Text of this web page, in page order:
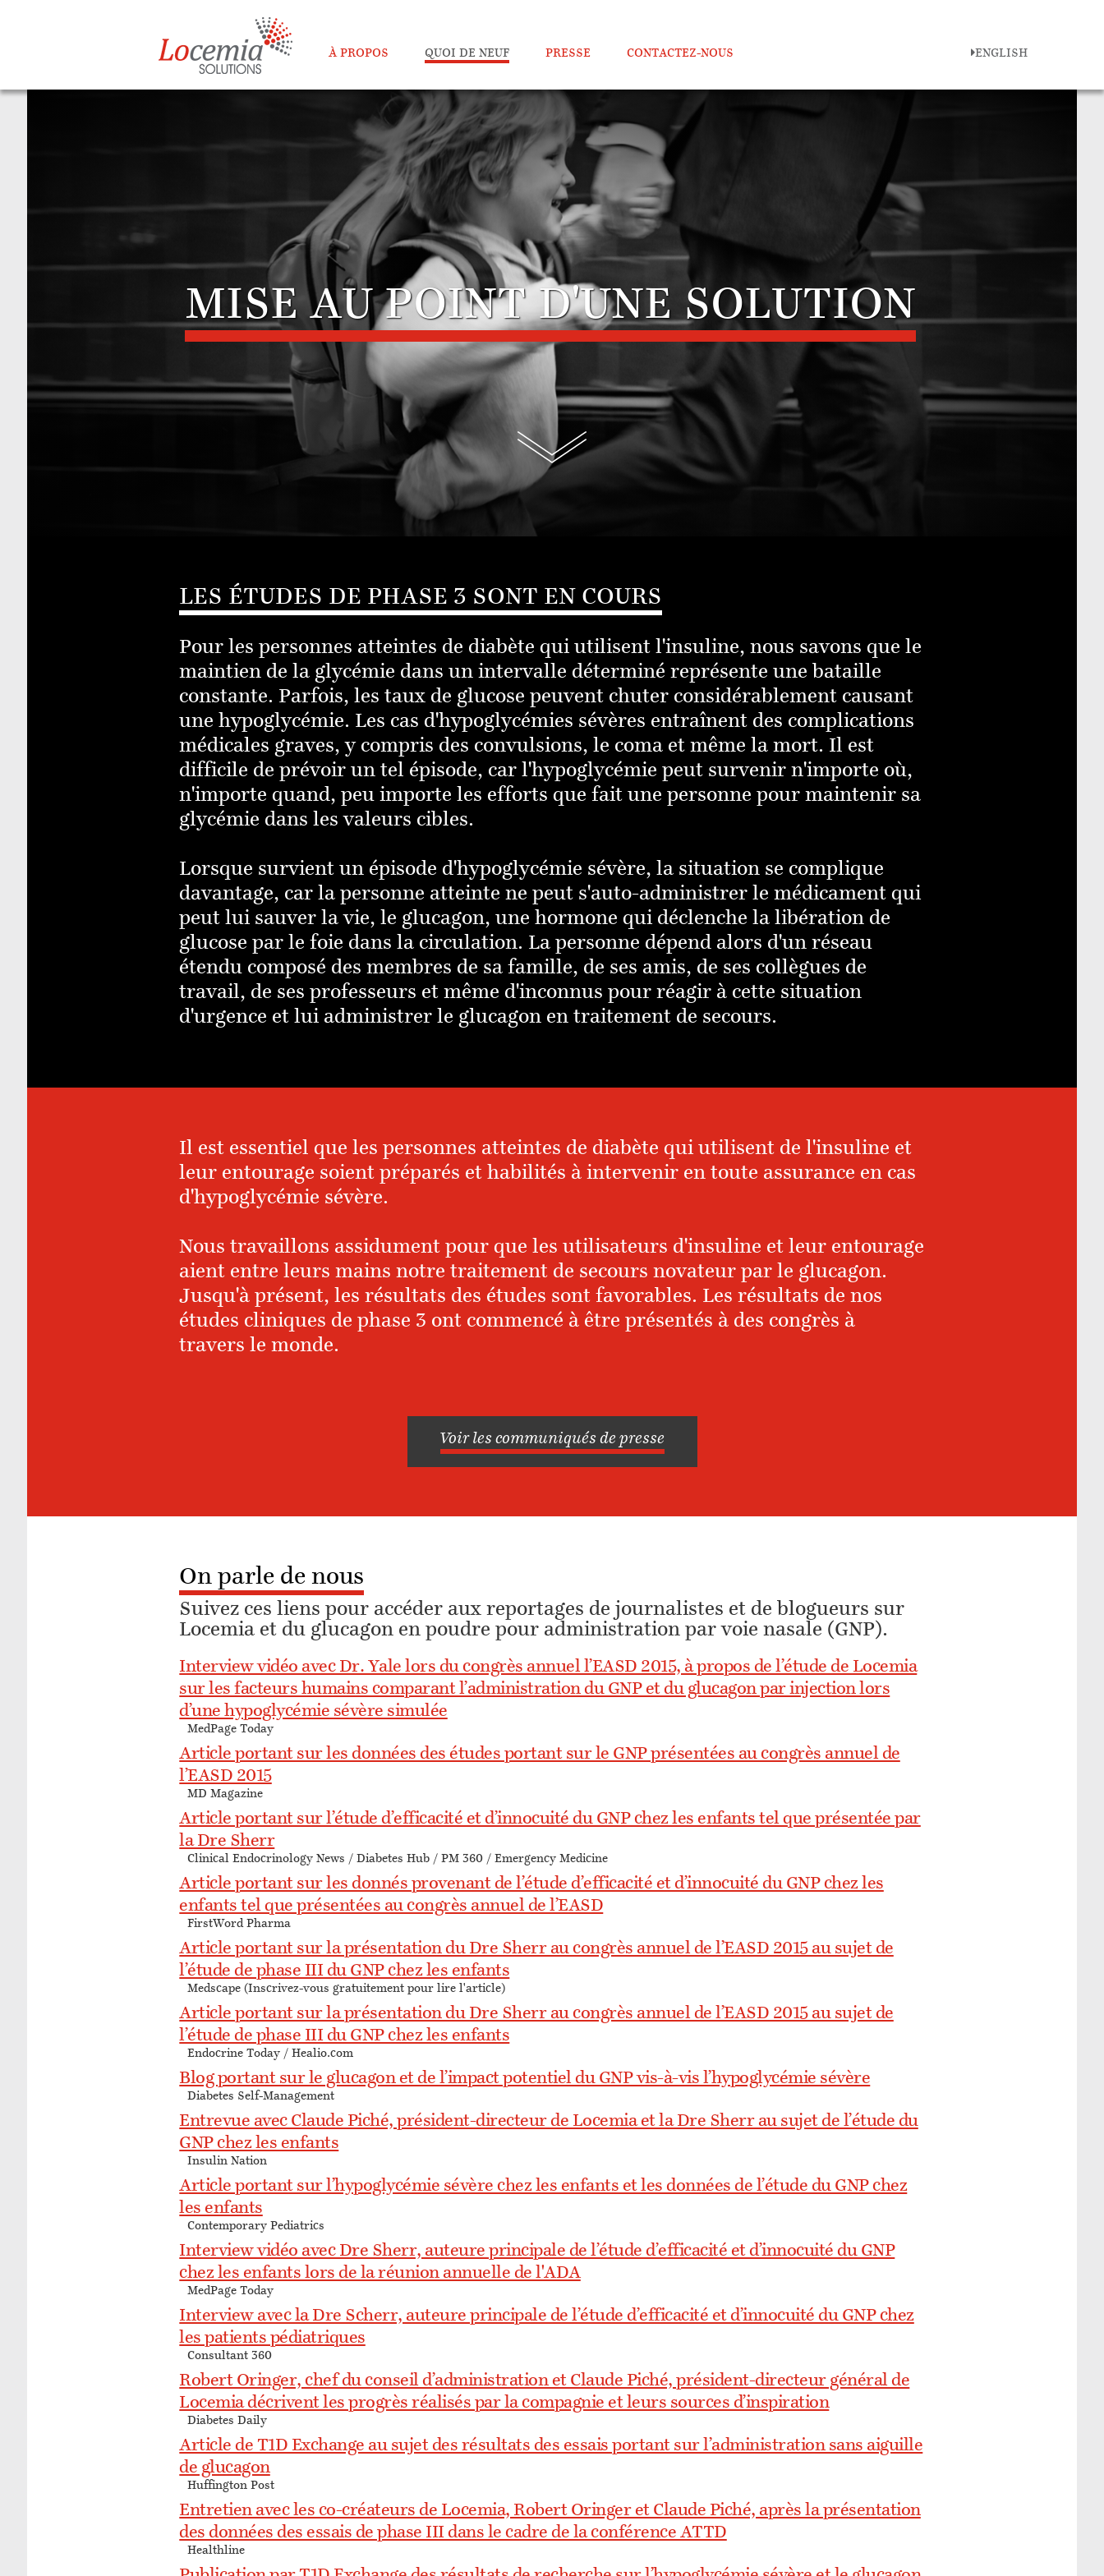
ENGLISH
À PROPOS QUOI DE NEUF PRESSE CONTACTEZ-NOUS
MISE AU POINT D'UNE SOLUTION
LES ÉTUDES DE PHASE 3 SONT EN COURS
Pour les personnes atteintes de diabète qui utilisent l'insuline, nous savons que le
maintien de la glycémie dans un intervalle déterminé représente une bataille
constante. Parfois, les taux de glucose peuvent chuter considérablement causant
une hypoglycémie. Les cas d'hypoglycémies sévères entraînent des complications
médicales graves, y compris des convulsions, le coma et même la mort. Il est
difficile de prévoir un tel épisode, car l'hypoglycémie peut survenir n'importe où,
n'importe quand, peu importe les efforts que fait une personne pour maintenir sa
glycémie dans les valeurs cibles.
Lorsque survient un épisode d'hypoglycémie sévère, la situation se complique
davantage, car la personne atteinte ne peut s'auto-administrer le médicament qui
peut lui sauver la vie, le glucagon, une hormone qui déclenche la libération de
glucose par le foie dans la circulation. La personne dépend alors d'un réseau
étendu composé des membres de sa famille, de ses amis, de ses collègues de
travail, de ses professeurs et même d'inconnus pour réagir à cette situation
d'urgence et lui administrer le glucagon en traitement de secours.
Il est essentiel que les personnes atteintes de diabète qui utilisent de l'insuline et
leur entourage soient préparés et habilités à intervenir en toute assurance en cas
d'hypoglycémie sévère.
Nous travaillons assidument pour que les utilisateurs d'insuline et leur entourage
aient entre leurs mains notre traitement de secours novateur par le glucagon.
Jusqu'à présent, les résultats des études sont favorables. Les résultats de nos
études cliniques de phase 3 ont commencé à être présentés à des congrès à
travers le monde.
Voir les communiqués de presse
On parle de nous
Suivez ces liens pour accéder aux reportages de journalistes et de blogueurs sur
Locemia et du glucagon en poudre pour administration par voie nasale (GNP).
Interview vidéo avec Dr. Yale lors du congrès annuel l’EASD 2015, à propos de l’étude de Locemia
sur les facteurs humains comparant l’administration du GNP et du glucagon par injection lors
d’une hypoglycémie sévère simulée
MedPage Today
Article portant sur les données des études portant sur le GNP présentées au congrès annuel de
l’EASD 2015
MD Magazine
Article portant sur l’étude d’efficacité et d’innocuité du GNP chez les enfants tel que présentée par
la Dre Sherr
Clinical Endocrinology News / Diabetes Hub / PM 360 / Emergency Medicine
Article portant sur les donnés provenant de l’étude d’efficacité et d’innocuité du GNP chez les
enfants tel que présentées au congrès annuel de l’EASD
FirstWord Pharma
Article portant sur la présentation du Dre Sherr au congrès annuel de l’EASD 2015 au sujet de
l’étude de phase III du GNP chez les enfants
Medscape (Inscrivez-vous gratuitement pour lire l'article)
Article portant sur la présentation du Dre Sherr au congrès annuel de l’EASD 2015 au sujet de
l’étude de phase III du GNP chez les enfants
Endocrine Today / Healio.com
Blog portant sur le glucagon et de l’impact potentiel du GNP vis-à-vis l’hypoglycémie sévère
Diabetes Self-Management
Entrevue avec Claude Piché, président-directeur de Locemia et la Dre Sherr au sujet de l’étude du
GNP chez les enfants
Insulin Nation
Article portant sur l’hypoglycémie sévère chez les enfants et les données de l’étude du GNP chez
les enfants
Contemporary Pediatrics
Interview vidéo avec Dre Sherr, auteure principale de l’étude d’efficacité et d’innocuité du GNP
chez les enfants lors de la réunion annuelle de l'ADA
MedPage Today
Interview avec la Dre Scherr, auteure principale de l’étude d’efficacité et d’innocuité du GNP chez
les patients pédiatriques
Consultant 360
Robert Oringer, chef du conseil d’administration et Claude Piché, président-directeur général de
Locemia décrivent les progrès réalisés par la compagnie et leurs sources d’inspiration
Diabetes Daily
Article de T1D Exchange au sujet des résultats des essais portant sur l’administration sans aiguille
de glucagon
Huffington Post
Entretien avec les co-créateurs de Locemia, Robert Oringer et Claude Piché, après la présentation
des données des essais de phase III dans le cadre de la conférence ATTD
Healthline